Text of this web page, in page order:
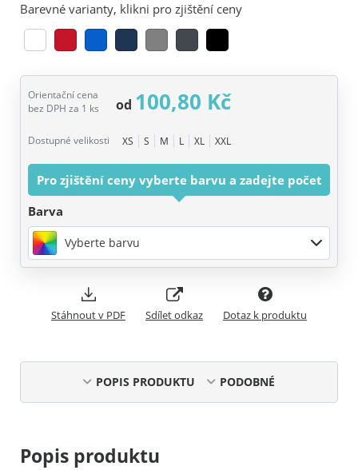
Barevné varianty, klikni pro zjištění ceny
Orientační cena
bez DPH za 1 ks
od 100,80 Kč
Dostupné velikosti XS S M L XL XXL
Pro zjištění ceny vyberte barvu a zadejte počet
Barva
Vyberte barvu
Stáhnout v PDF Sdílet odkaz Dotaz k produktu
POPIS PRODUKTU PODOBNÉ
Popis produktu